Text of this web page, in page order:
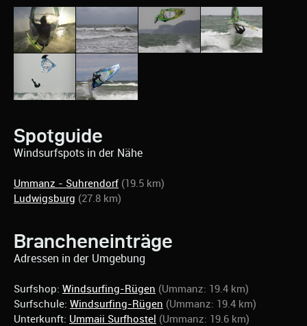
Spotguide
Windsurfspots in der Nähe
Ummanz - Suhrendorf (19.5 km)
Ludwigsburg (27.8 km)
Brancheneinträge
Adressen in der Umgebung
Surfshop: Windsurfing-Rügen (Ummanz: 19.4 km)
Surfschule: Windsurfing-Rügen (Ummanz: 19.4 km)
Unterkunft: Ummaii Surfhostel (Ummanz: 19.6 km)